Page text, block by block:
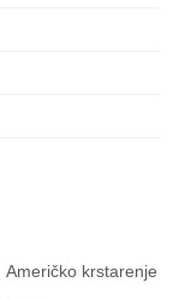
Američko krstarenje